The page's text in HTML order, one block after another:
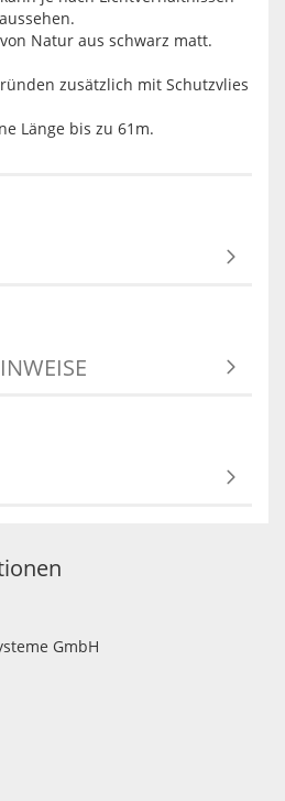
Natur aus schwarz matt.
zusätzlich mit Schutzvlies
Länge bis zu 61m.
GmbH